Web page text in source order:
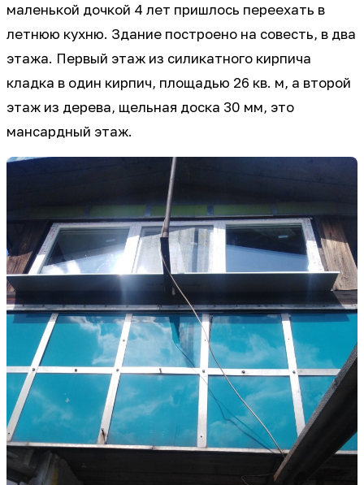
маленькой дочкой 4 лет пришлось переехать в
летнюю кухню. Здание построено на совесть, в два
этажа. Первый этаж из силикатного кирпича
кладка в один кирпич, площадью 26 кв. м, а второй
этаж из дерева, щельная доска 30 мм, это
мансардный этаж.